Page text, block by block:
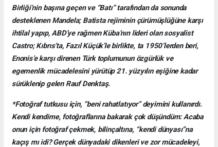
Birliği’nin başına geçen ve “Batı” tarafından da sonunda
desteklenen Mandela; Batista rejiminin çürümüşlüğüne karşı
ihtilal yapıp, ABD’ye rağmen Küba’nın lideri olan sosyalist
Castro; Kıbrıs’ta, Fazıl Küçük’le birlikte, ta 1950’lerden beri,
Enonis’e karşı direnen Türk toplumunun özgürlük ve
egemenlik mücadelesini yürütüp 21. yüzyılın eşiğine kadar
sürüklenip gelen Rauf Denktaş.
*Fotoğraf tutkusu için, “beni rahatlatıyor” deyimini kullanırdı.
Kendi kendime, fotoğraflarına bakarak çok düşündüm: Acaba
onun için fotoğraf çekmek, bilinçaltına, “kendi dünyası”na
kaçış mı idi? Gerçek dünyadaki dikenleri ve zor mücadeleyi,